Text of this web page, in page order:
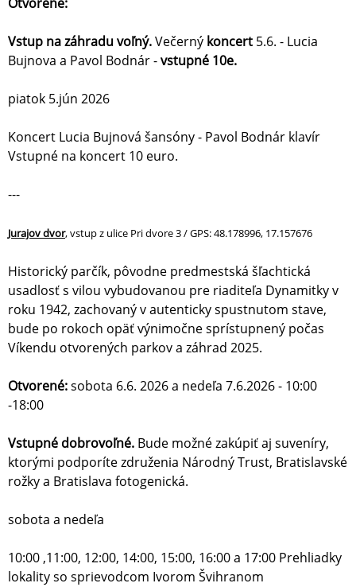
Vstup na záhradu voľný.Večerný koncert 5.6. - Lucia
Bujnova a Pavol Bodnár -vstupné 10e.
piatok 5.jún 2026
Koncert Lucia Bujnová šansóny - Pavol Bodnár klavír
Vstupné na koncert 10 euro.
---
Jurajov dvor, vstup z ulice Pri dvore 3 / GPS: 48.178996, 17.157676
Historický parčík, pôvodne predmestská šľachtická
usadlosť s vilou vybudovanou pre riaditeľa Dynamitky v
roku 1942, zachovaný v autenticky spustnutom stave,
bude po rokoch opäť výnimočne sprístupnený počas
Víkendu otvorených parkov a záhrad 2025.
Otvorené:sobota 6.6. 2026 a nedeľa 7.6.2026 - 10:00
-18:00
Vstupné dobrovoľné. Bude možné zakúpiť aj suveníry,
ktorými podporíte združenia Národný Trust, Bratislavské
rožky a Bratislava fotogenická.
sobota a nedeľa
10:00 ,11:00, 12:00, 14:00, 15:00, 16:00 a 17:00 Prehliadky
lokality so sprievodcom Ivorom Švihranom